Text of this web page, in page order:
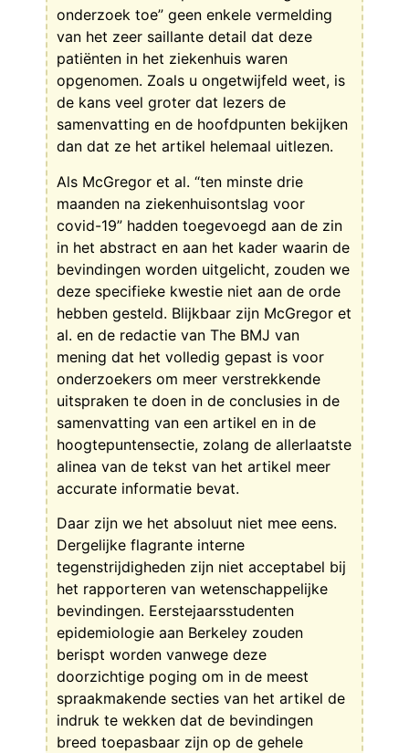
onderzoek toe” geen enkele vermelding
van het zeer saillante detail dat deze
patiënten in het ziekenhuis waren
opgenomen. Zoals u ongetwijfeld weet, is
de kans veel groter dat lezers de
samenvatting en de hoofdpunten bekijken
dan dat ze het artikel helemaal uitlezen.
Als McGregor et al. “ten minste drie
maanden na ziekenhuisontslag voor
covid-19” hadden toegevoegd aan de zin
in het abstract en aan het kader waarin de
bevindingen worden uitgelicht, zouden we
deze specifieke kwestie niet aan de orde
hebben gesteld. Blijkbaar zijn McGregor et
al. en de redactie van The BMJ van
mening dat het volledig gepast is voor
onderzoekers om meer verstrekkende
uitspraken te doen in de conclusies in de
samenvatting van een artikel en in de
hoogtepuntensectie, zolang de allerlaatste
alinea van de tekst van het artikel meer
accurate informatie bevat.
Daar zijn we het absoluut niet mee eens.
Dergelijke flagrante interne
tegenstrijdigheden zijn niet acceptabel bij
het rapporteren van wetenschappelijke
bevindingen. Eerstejaarsstudenten
epidemiologie aan Berkeley zouden
berispt worden vanwege deze
doorzichtige poging om in de meest
spraakmakende secties van het artikel de
indruk te wekken dat de bevindingen
breed toepasbaar zijn op de gehele